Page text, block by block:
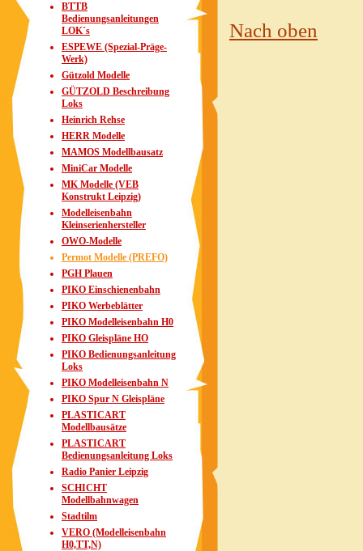
BTTB
Bedienungsanleitungen
LOK´s
ESPEWE (Spezial-Präge-
Werk)
Gützold Modelle
GÜTZOLD Beschreibung
Loks
Heinrich Rehse
HERR Modelle
MAMOS Modellbausatz
MiniCar Modelle
MK Modelle (VEB
Konstrukt Leipzig)
Modelleisenbahn
Kleinserienhersteller
OWO-Modelle
Permot Modelle (PREFO)
PGH Plauen
PIKO Einschienenbahn
PIKO Werbeblätter
PIKO Modelleisenbahn H0
PIKO Gleispläne HO
PIKO Bedienungsanleitung
Loks
PIKO Modelleisenbahn N
PIKO Spur N Gleispläne
PLASTICART
Modellbausätze
PLASTICART
Bedienungsanleitung Loks
Radio Panier Leipzig
SCHICHT
Modellbahnwagen
Stadtilm
VERO (Modelleisenbahn
H0,TT,N)
Nach oben